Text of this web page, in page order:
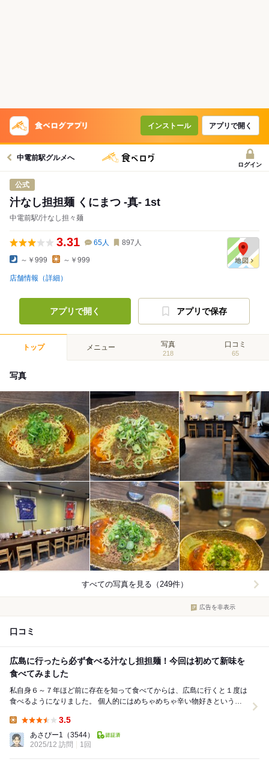
インストール アプリで開く
中電前駅グルメへ
ログイン
公式
汁なし担担麺 くにまつ -真- 1st
中電前駅/汁なし担々麺
3.31 65人 897 人
～￥999 ～￥999
店舗情報（詳細）
アプリで開く アプリで保存
トップ メニュー 写真
218
口コミ
65
写真
すべての写真を見る（249件）
広告を非表示
口コミ
広島に行ったら必ず食べる汁なし担担麺！今回は初めて新味を
食べてみました
私自身６～７年ほど前に存在を知って食べてからは、広島に行くと１度は
食べるようになりました。 個人的にはめちゃめちゃ辛い物好きというこ
3.5
あさぴー1 （3544）
2025/12 訪問
1回